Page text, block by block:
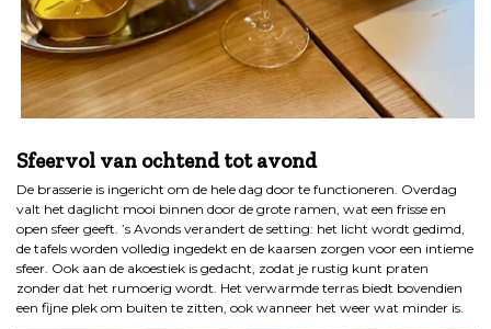
Sfeervol van ochtend tot avond
De brasserie is ingericht om de hele dag door te functioneren. Overdag
valt het daglicht mooi binnen door de grote ramen, wat een frisse en
open sfeer geeft. ’s Avonds verandert de setting: het licht wordt gedimd,
de tafels worden volledig ingedekt en de kaarsen zorgen voor een intieme
sfeer. Ook aan de akoestiek is gedacht, zodat je rustig kunt praten
zonder dat het rumoerig wordt. Het verwarmde terras biedt bovendien
een fijne plek om buiten te zitten, ook wanneer het weer wat minder is.